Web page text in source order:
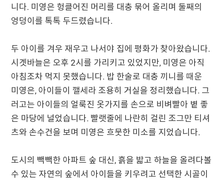
니다. 미영은 헝클어진 머리를 대충 묶어 올리며 둘째의
엉덩이를 톡톡 두드렸습니다.
두 아이를 겨우 재우고 나서야 집에 평화가 찾아왔습니다.
시곗바늘은 오후 2시를 가리키고 있었지만, 미영은 아직
아침조차 먹지 못했습니다. 밥 한술로 대충 끼니를 때운
미영은, 아이들이 깰세라 조용히 거실을 정리했습니다. 그
러고는 아이들의 얼룩진 옷가지를 손으로 비벼빨아 볕 좋
은 마당에 널었습니다. 빨랫줄에 나란히 걸린 조그만 티셔
츠와 손수건을 보며 미영은 흐뭇한 미소를 지었습니다.
도시의 빽빽한 아파트 숲 대신, 흙을 밟고 하늘을 올려다볼
수 있는 자연의 숲에서 아이들을 키우려고 선택한 시골이